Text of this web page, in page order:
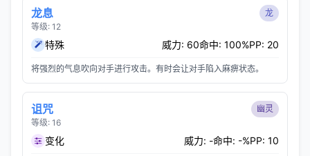
龙息
等级: 12
龙
特殊 威力: 60命中: 100%PP: 20
将强烈的气息吹向对手进行攻击。有时会让对手陷入麻痹状态。
诅咒
等级: 16
幽灵
变化 威力: -命中: -%PP: 10